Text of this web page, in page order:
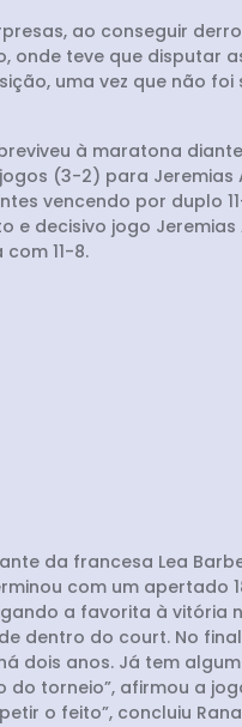
ao conseguir
teve que disputar
uma vez que não
à maratona
(3-2) para Jeremias
vencendo por duplo
e decisivo jogo
11-8.
da francesa Lea
com um apertado
a favorita à vitória
dentro do court. No
dois anos. Já tem
torneio”, afirmou a
o feito”, concluiu